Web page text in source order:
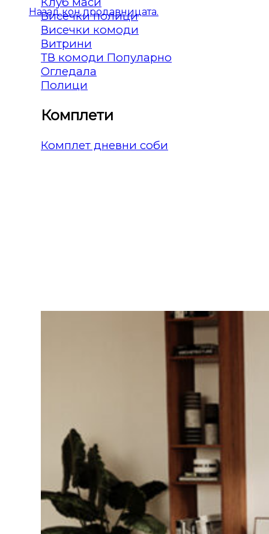
Назад кон продавницата.
Висечки полици
Висечки комоди
Витрини
ТВ комоди
Огледала
Полици
Комплети
Комплет дневни соби